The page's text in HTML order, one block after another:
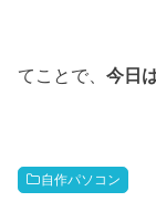
てことで、今日
自作パソコン